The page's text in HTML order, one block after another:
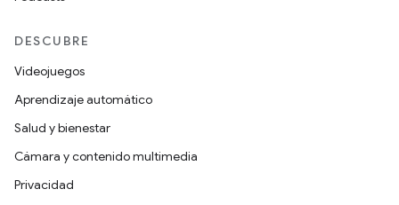
DESCUBRE
Videojuegos
Aprendizaje automático
Salud y bienestar
Cámara y contenido multimedia
Privacidad